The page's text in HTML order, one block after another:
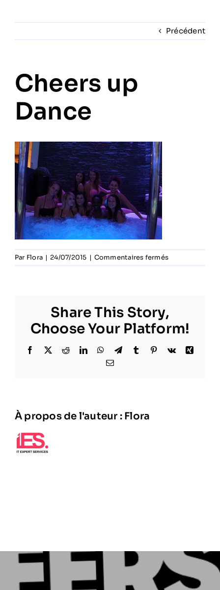
Contact
Précédent
Cheers up
Dance
Par Flora | 24/07/2015 | Commentaires ferméssur
Cheers
Share This Story,
Choose Your Platform!
Facebook
X RedditLinkedInWhatsApp
TelegramTumblr Pinterest
Vk
Xing
Email
À propos de l'auteur : Flora